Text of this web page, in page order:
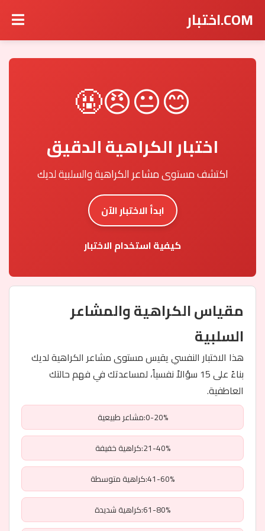
COM.اختبار
😊😐😠🤬
اختبار الكراهية الدقيق
اكتشف مستوى مشاعر الكراهية والسلبية لديك
ابدأ الاختبار الآن
كيفية استخدام الاختبار
مقياس الكراهية والمشاعر
السلبية
هذا الاختبار النفسي يقيس مستوى مشاعر الكراهية لديك
بناءً على 15 سؤالاً نفسياً، لمساعدتك في فهم حالتك
العاطفية.
0-20%:مشاعر طبيعية
21-40%:كراهية خفيفة
41-60%:كراهية متوسطة
61-80%:كراهية شديدة